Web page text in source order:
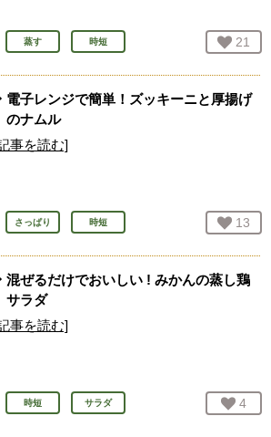
蒸す 時短 お気
21
電子レンジで簡単！ズッキーニと厚揚げ
のナムル
事を読む]
さっぱり 時短 お気
13
混ぜるだけでおいしい ! みかんの蒸し鶏
サラダ
事を読む]
時短 サラダ お気
4